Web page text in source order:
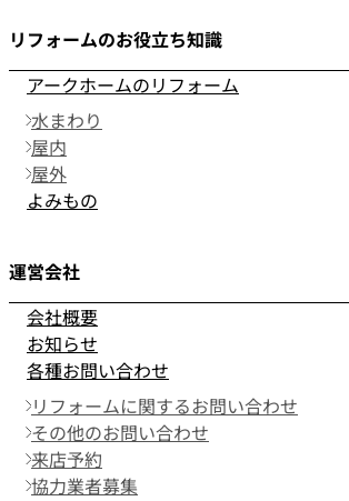
リフォームのお役立ち知識
アークホームのリフォーム
水まわり
屋内
屋外
よみもの
運営会社
会社概要
お知らせ
各種お問い合わせ
リフォームに関するお問い合わせ
その他のお問い合わせ
来店予約
協力業者募集